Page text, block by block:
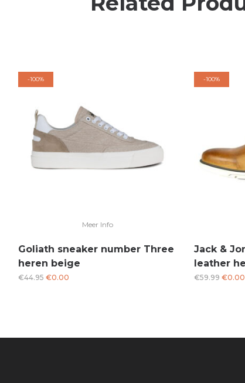
-100%
Meer Info
Goliath sneaker number Three
heren beige
€44.95 Oorspronkelijke
€0.00
-100%
Jack &
leather
€59.99 €0.00